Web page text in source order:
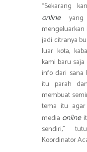
“Sekarang
onlineyang
mengeluarkan
jadi citranya
luar kota,
kami baru
info dari sana
itu parah
membuat
tema itu
media online
sendiri,”
Koordinator